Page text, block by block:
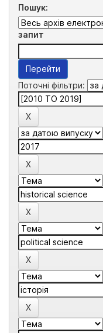
Пошук:
запит
Поточні фільтри: